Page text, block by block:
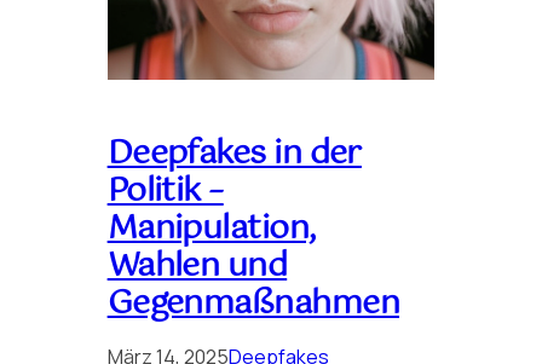
Deepfakes in der
Politik –
Manipulation,
Wahlen und
Gegenmaßnahmen
März 14, 2025Deepfakes